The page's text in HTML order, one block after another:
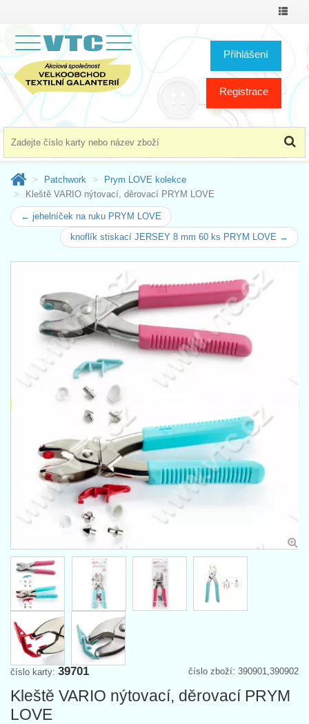
Přihlášení
Registrace
Patchwork
Prym LOVE kolekce
Kleště VARIO nýtovací, děrovací PRYM LOVE
← jehelníček na ruku PRYM LOVE
knoflík stiskací JERSEY 8 mm 60 ks PRYM LOVE →
číslo zboží: 390901,390902
číslo karty: 39701
Kleště VARIO nýtovací, děrovací PRYM
LOVE